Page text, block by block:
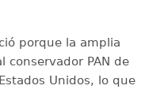
porque la amplia
conservador PAN de
Unidos, lo que